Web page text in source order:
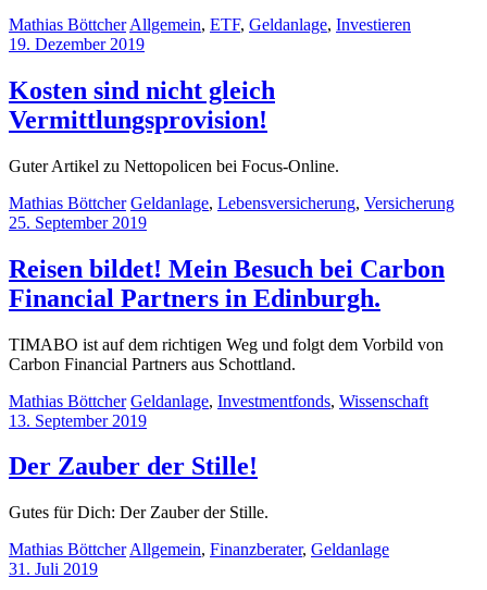
Mathias Böttcher Allgemein, ETF, Geldanlage, Investieren
19. Dezember 2019
Kosten sind nicht gleich
Vermittlungsprovision!
Guter Artikel zu Nettopolicen bei Focus-Online.
Mathias Böttcher Geldanlage, Lebensversicherung, Versicherung
25. September 2019
Reisen bildet! Mein Besuch bei Carbon
Financial Partners in Edinburgh.
TIMABO ist auf dem richtigen Weg und folgt dem Vorbild von
Carbon Financial Partners aus Schottland.
Mathias Böttcher Geldanlage, Investmentfonds, Wissenschaft
13. September 2019
Der Zauber der Stille!
Gutes für Dich: Der Zauber der Stille.
Mathias Böttcher Allgemein, Finanzberater, Geldanlage
31. Juli 2019